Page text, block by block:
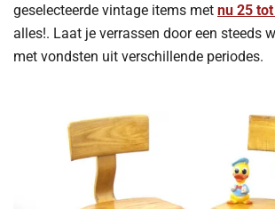
geselecteerde vintage items met nu 25
alles!. Laat je verrassen door een steeds
met vondsten uit verschillende periodes.